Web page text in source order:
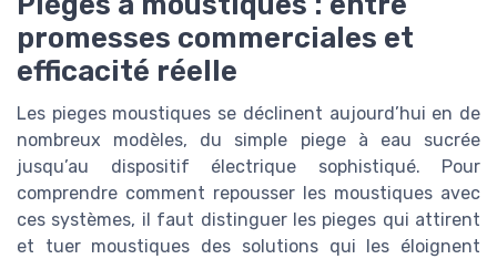
promesses commerciales et
efficacité réelle
Les pieges moustiques se déclinent aujourd’hui en de
nombreux modèles, du simple piege à eau sucrée
jusqu’au dispositif électrique sophistiqué. Pour
comprendre comment repousser les moustiques avec
ces systèmes, il faut distinguer les pieges qui attirent
et tuer moustiques des solutions qui les éloignent